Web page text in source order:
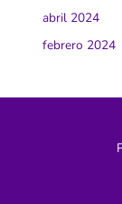
abril 2024
febrero 2024